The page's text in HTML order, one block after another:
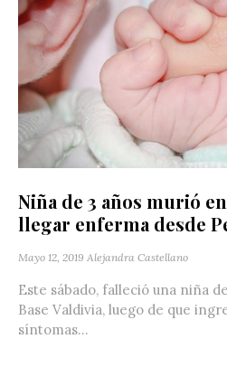
Niña de 3 años murió
llegar enferma desde
Mayo 12, 2019 Alejandra Castellano
Este sábado, falleció una niña
Base Valdivia, luego de que
síntomas...